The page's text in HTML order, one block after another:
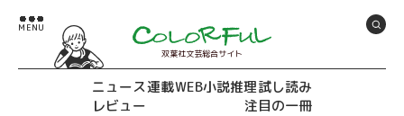
双葉社文芸総合サイト
ニュース連載WEB小説推理試し読み
レビュー
注目の一冊